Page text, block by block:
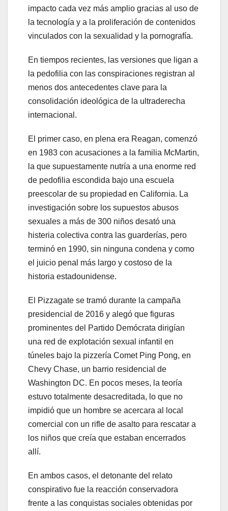
impacto cada vez más amplio gracias al uso de
la tecnología y a la proliferación de contenidos
vinculados con la sexualidad y la pornografía.
En tiempos recientes, las versiones que ligan a
la pedofilia con las conspiraciones registran al
menos dos antecedentes clave para la
consolidación ideológica de la ultraderecha
internacional.
El primer caso, en plena era Reagan, comenzó
en 1983 con acusaciones a la familia McMartin,
la que supuestamente nutría a una enorme red
de pedofilia escondida bajo una escuela
preescolar de su propiedad en California. La
investigación sobre los supuestos abusos
sexuales a más de 300 niños desató una
histeria colectiva contra las guarderías, pero
terminó en 1990, sin ninguna condena y como
el juicio penal más largo y costoso de la
historia estadounidense.
El Pizzagate se tramó durante la campaña
presidencial de 2016 y alegó que figuras
prominentes del Partido Demócrata dirigían
una red de explotación sexual infantil en
túneles bajo la pizzería Comet Ping Pong, en
Chevy Chase, un barrio residencial de
Washington DC. En pocos meses, la teoría
estuvo totalmente desacreditada, lo que no
impidió que un hombre se acercara al local
comercial con un rifle de asalto para rescatar a
los niños que creía que estaban encerrados
allí.
En ambos casos, el detonante del relato
conspirativo fue la reacción conservadora
frente a las conquistas sociales obtenidas por